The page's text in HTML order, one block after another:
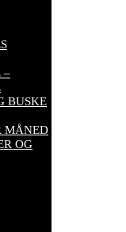
–
BUSKE
MÅNED
OG